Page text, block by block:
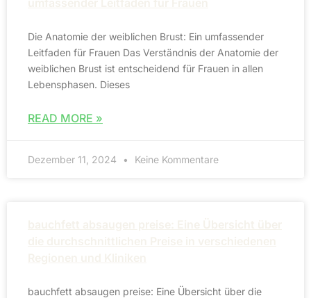
Die Anatomie der weiblichen Brust: Ein umfassender
Leitfaden für Frauen Das Verständnis der Anatomie der
weiblichen Brust ist entscheidend für Frauen in allen
Lebensphasen. Dieses
READ MORE »
Dezember 11, 2024 Keine Kommentare
bauchfett absaugen preise: Eine Übersicht über die